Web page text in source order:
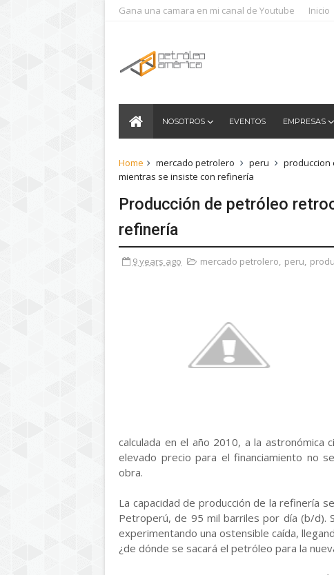
Gana una camara en mi canal de Youtube Inicio
NOSOTROS EVENTOS EMPRESAS
Home mercado petrolero peru produccion
mientras se insiste con refinería
Producción de petróleo
refinería
9 years ago mercado petrolero, peru,
calculada en el año 2010, a la astronómica
elevado precio para el financiamiento no
obra.
La capacidad de producción de la refinería
Petroperú, de 95 mil barriles por día (b/d).
experimentando una ostensible caída,
¿de dónde se sacará el petróleo para la